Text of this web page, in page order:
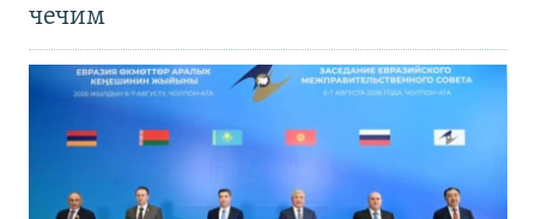
чечим